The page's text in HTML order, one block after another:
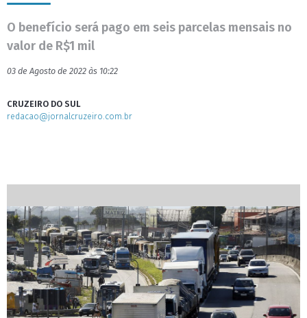
O benefício será pago em seis parcelas mensais no
valor de R$1 mil
03 de Agosto de 2022 às 10:22
CRUZEIRO DO SUL
redacao@jornalcruzeiro.com.br